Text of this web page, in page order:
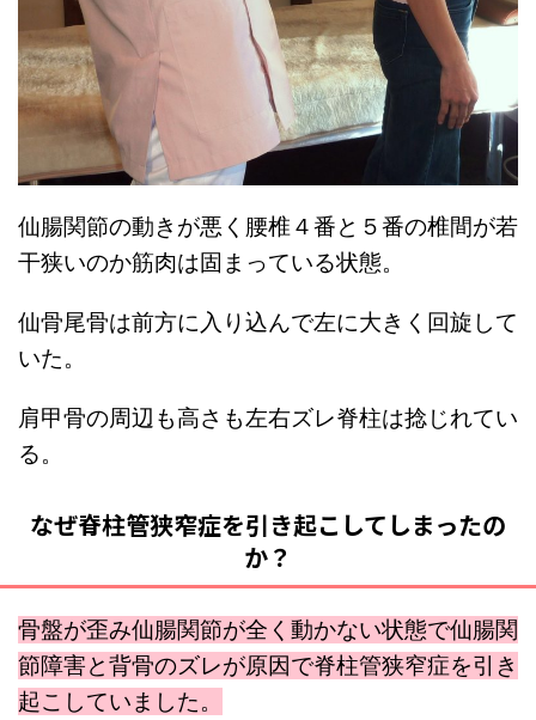
仙腸関節の動きが悪く腰椎４番と５番の椎間が若
干狭いのか筋肉は固まっている状態。
仙骨尾骨は前方に入り込んで左に大きく回旋して
いた。
肩甲骨の周辺も高さも左右ズレ脊柱は捻じれてい
る。
なぜ脊柱管狭窄症を引き起こしてしまったの
か？
骨盤が歪み仙腸関節が全く動かない状態で仙腸関
節障害と背骨のズレが原因で脊柱管狭窄症を引き
起こしていました。